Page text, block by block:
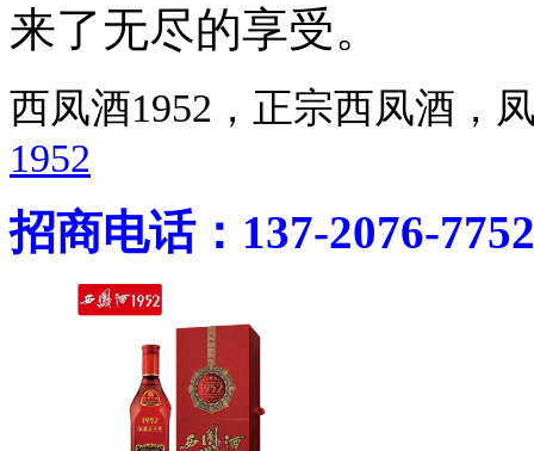
来了无尽的享受。
西凤酒1952，正宗西凤酒
1952
招商电话：137-2076-7752